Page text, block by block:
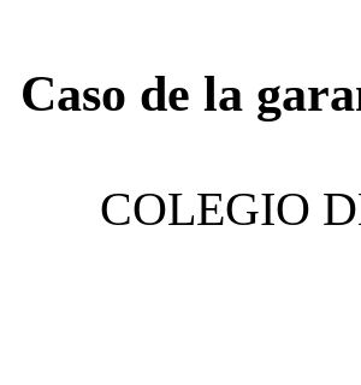
Caso de la
COLEGIO